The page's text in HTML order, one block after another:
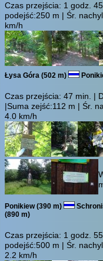
Czas przejścia: 1 godz.
podejść:250 m | Śr.
km/h
Łysa Góra (502 m)
Czas przejścia: 47 min. |
|Suma zejść:112 m | Śr.
4.0 km/h
Ponikiew (390 m)
(890 m)
Czas przejścia: 1 godz.
podejść:500 m | Śr.
2.2 km/h